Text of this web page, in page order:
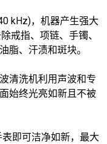
kHz)，机器产生强大
戒指、项链、手镯、
脂、汗渍和斑块。
清洗机利用声波和专
始终光亮如新且不被
即可洁净如新，最大